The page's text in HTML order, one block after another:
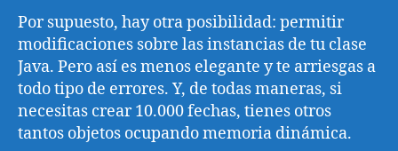
Por supuesto, hay otra posibilidad: permitir
modificaciones sobre las instancias de tu clase
Java. Pero así es menos elegante y te arriesgas a
todo tipo de errores. Y, de todas maneras, si
necesitas crear 10.000 fechas, tienes otros
tantos objetos ocupando memoria dinámica.